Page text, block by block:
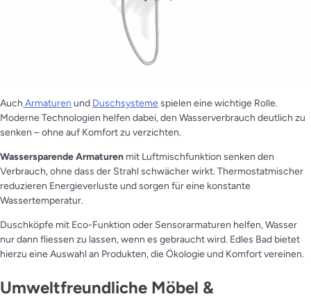
Auch Armaturen und Duschsystemespielen eine wichtige Rolle.
Moderne Technologien helfen dabei, den Wasserverbrauch deutlich zu
senken – ohne auf Komfort zu verzichten.
Wassersparende Armaturen mit Luftmischfunktion senken den
Verbrauch, ohne dass der Strahl schwächer wirkt. Thermostatmischer
reduzieren Energieverluste und sorgen für eine konstante
Wassertemperatur.
Duschköpfe mit Eco-Funktion oder Sensorarmaturen helfen, Wasser
nur dann fliessen zu lassen, wenn es gebraucht wird. Edles Bad bietet
hierzu eine Auswahl an Produkten, die Ökologie und Komfort vereinen.
Umweltfreundliche Möbel &